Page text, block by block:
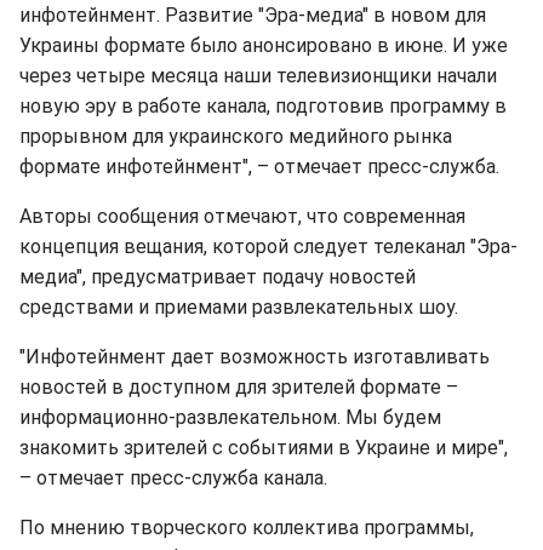
инфотейнмент. Развитие "Эра-медиа" в новом для
Украины формате было анонсировано в июне. И уже
через четыре месяца наши телевизионщики начали
новую эру в работе канала, подготовив программу в
прорывном для украинского медийного рынка
формате инфотейнмент", – отмечает пресс-служба.
Авторы сообщения отмечают, что современная
концепция вещания, которой следует телеканал "Эра-
медиа", предусматривает подачу новостей
средствами и приемами развлекательных шоу.
"Инфотейнмент дает возможность изготавливать
новостей в доступном для зрителей формате –
информационно-развлекательном. Мы будем
знакомить зрителей с событиями в Украине и мире",
– отмечает пресс-служба канала.
По мнению творческого коллектива программы,